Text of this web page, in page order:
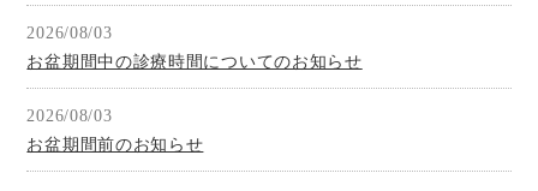
2026/08/03
お盆期間中の診療時間についてのお知らせ
2026/08/03
お盆期間前のお知らせ